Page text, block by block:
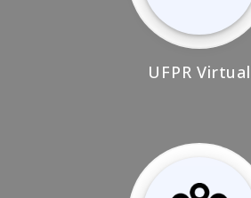
UFPR Virtual